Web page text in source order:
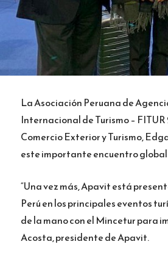
La Asociación Peruana de
Internacional de Turismo –
Comercio Exterior y Turismo,
este importante encuentro
“Una vez más, Apavit está
Perú en los principales eventos
de la mano con el Mincetur para
Acosta, presidente de Apavit.